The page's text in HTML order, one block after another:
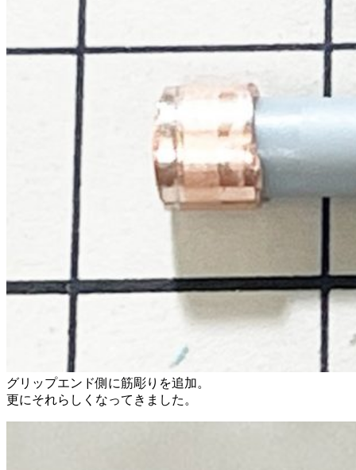
グリップエンド側に筋彫りを追加。
更にそれらしくなってきました。